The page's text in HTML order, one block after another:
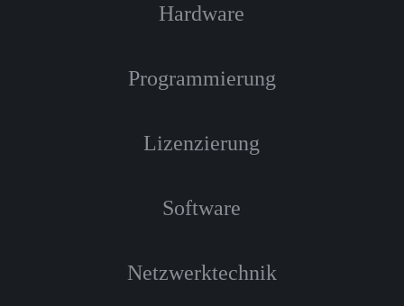
Hardware
Programmierung
Lizenzierung
Software
Netzwerktechnik